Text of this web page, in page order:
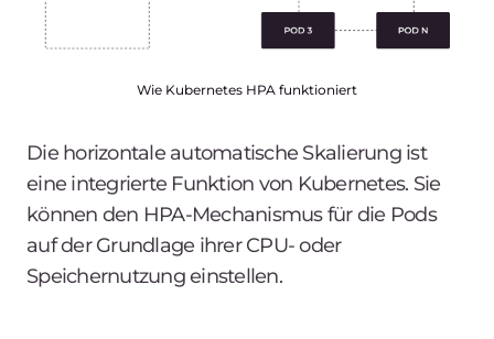
Wie Kubernetes HPA funktioniert
Die horizontale automatische Skalierung ist
eine integrierte Funktion von Kubernetes. Sie
können den HPA-Mechanismus für die Pods
auf der Grundlage ihrer CPU- oder
Speichernutzung einstellen.